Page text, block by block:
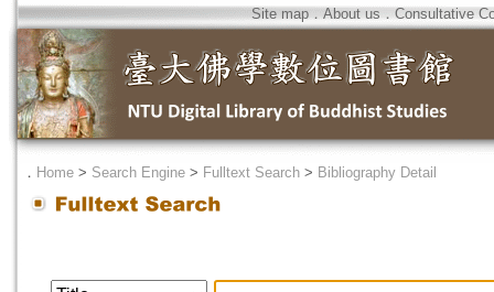
Site map．About us ． Consultative
． Home > Search Engine > Fulltext Search > Bibliography Detail